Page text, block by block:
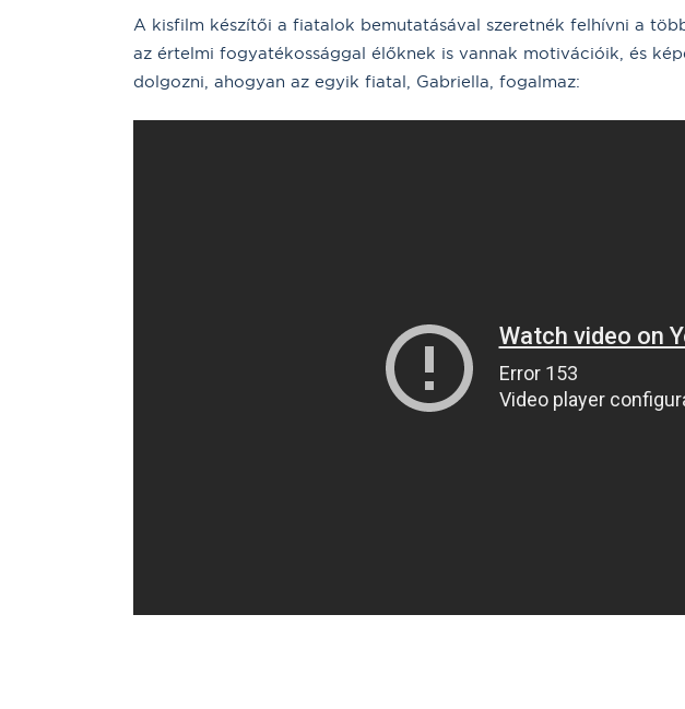
A kisfilm készítői a fiatalok bemutatásával szeretnék felhívni a
az értelmi fogyatékossággal élőknek is vannak motivációik, és
dolgozni, ahogyan az egyik fiatal, Gabriella, fogalmaz: